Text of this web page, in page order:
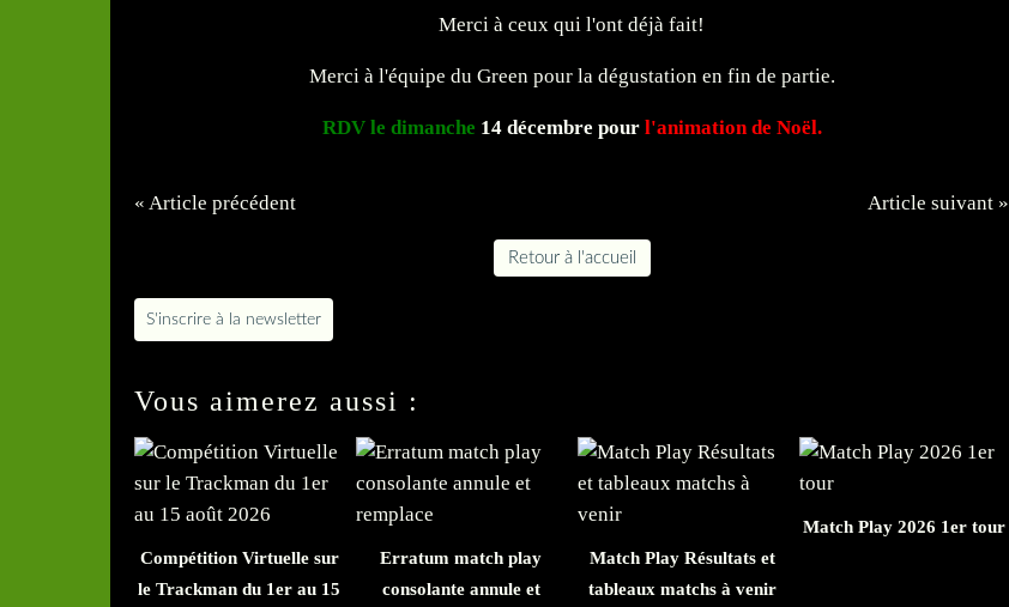
Merci à ceux qui l'ont déjà fait!
Merci à l'équipe du Green pour la dégustation en fin de partie.
RDV le dimanche 14 décembre pour l'animation de Noël.
« Article précédent Article suivant »
Retour à l'accueil
S'inscrire à la newsletter
Vous aimerez aussi :
Compétition Virtuelle sur
le Trackman du 1er au 15
Erratum match play
consolante annule et
Match Play Résultats et
tableaux matchs à venir
Match Play 2026 1er tour